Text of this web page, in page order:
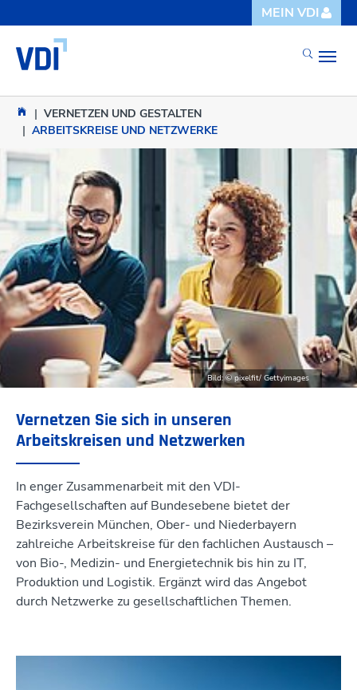
MEIN VDI
You are here:
VERNETZEN UND GESTALTEN
ARBEITSKREISE UND NETZWERKE
Bild: © pixelfit/ Gettyimages
Vernetzen Sie sich in unseren
Arbeitskreisen und Netzwerken
In enger Zusammenarbeit mit den VDI-
Fachgesellschaften auf Bundesebene bietet der
Bezirksverein München, Ober- und Niederbayern
zahlreiche Arbeitskreise für den fachlichen Austausch –
von Bio-, Medizin- und Energietechnik bis hin zu IT,
Produktion und Logistik. Ergänzt wird das Angebot
durch Netzwerke zu gesellschaftlichen Themen.